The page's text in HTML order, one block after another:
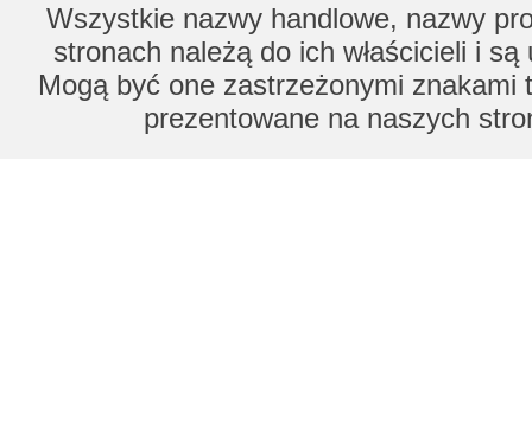
Wszystkie nazwy handlowe, nazwy
stronach należą do ich właścicieli i
Mogą być one zastrzeżonymi znakami
prezentowane na naszych